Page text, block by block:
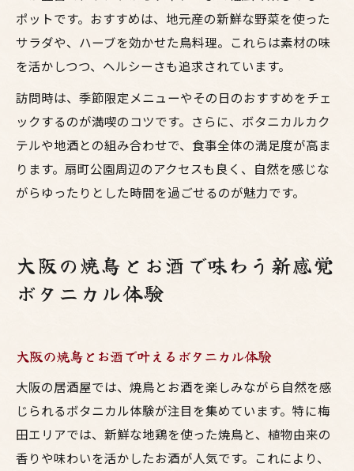
ポットです。おすすめは、地元産の新鮮な野菜を使った
サラダや、ハーブを効かせた鳥料理。これらは素材の味
を活かしつつ、ヘルシーさも追求されています。
訪問時は、季節限定メニューやその日のおすすめをチェ
ックするのが満喫のコツです。さらに、ボタニカルカク
テルや地酒との組み合わせで、食事全体の満足度が高ま
ります。扇町公園周辺のアクセスも良く、自然を感じな
がらゆったりとした時間を過ごせるのが魅力です。
大阪の焼鳥とお酒で味わう新感覚
ボタニカル体験
大阪の焼鳥とお酒で叶えるボタニカル体験
大阪の居酒屋では、焼鳥とお酒を楽しみながら自然を感
じられるボタニカル体験が注目を集めています。特に梅
田エリアでは、新鮮な地鶏を使った焼鳥と、植物由来の
香りや味わいを活かしたお酒が人気です。これにより、